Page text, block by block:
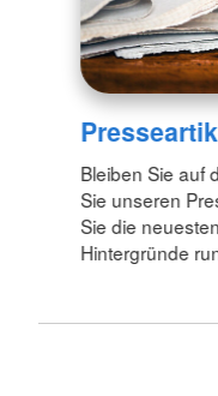
Bleiben Sie auf
Sie unseren
Sie die
Hintergründe